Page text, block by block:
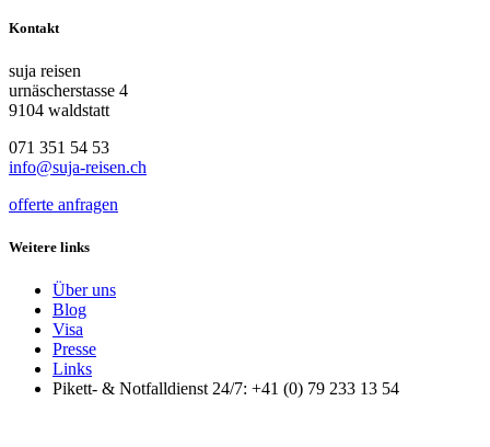
Kontakt
suja reisen
urnäscherstasse 4
9104 waldstatt
071 351 54 53
info@suja-reisen.ch
offerte anfragen
Weitere links
Über uns
Blog
Visa
Presse
Links
Pikett- & Notfalldienst 24/7: +41 (0) 79 233 13 54